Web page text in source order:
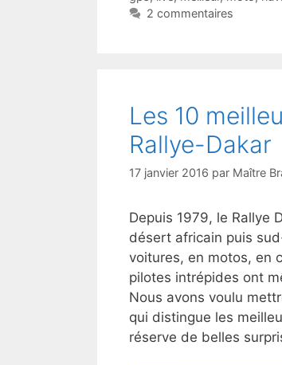
2 commentaires
Les 10
Rallye-Dakar
17 janvier 2016 par Maître
Depuis 1979, le Rallye
désert africain puis
voitures, en motos, en
pilotes intrépides ont
Nous avons voulu
qui distingue les
réserve de belles